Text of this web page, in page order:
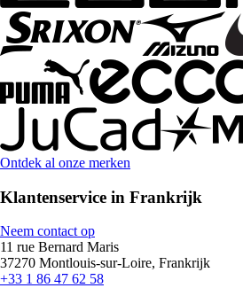
Ontdek al onze merken
Klantenservice in Frankrijk
Neem contact op
11 rue Bernard Maris
37270 Montlouis-sur-Loire, Frankrijk
+33 1 86 47 62 58